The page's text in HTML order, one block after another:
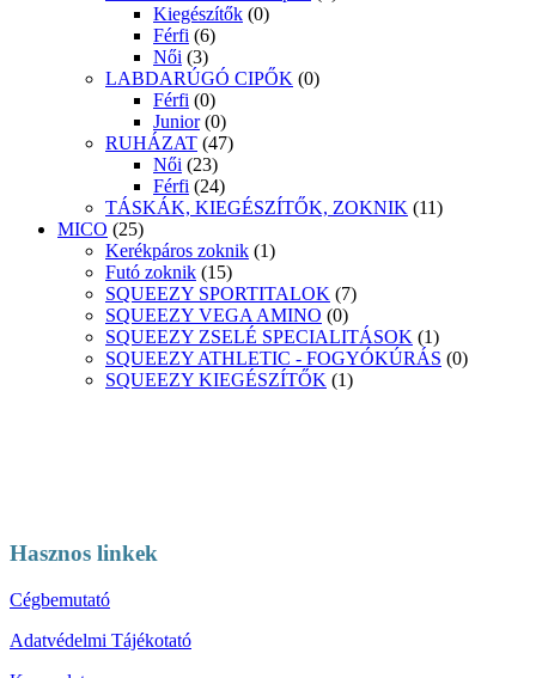
Kiegészítők (0)
Férfi (6)
Női (3)
LABDARÚGÓ CIPŐK (0)
Férfi (0)
Junior (0)
RUHÁZAT (47)
Női (23)
Férfi (24)
TÁSKÁK, KIEGÉSZÍTŐK, ZOKNIK (11)
MICO (25)
Kerékpáros zoknik (1)
Futó zoknik (15)
SQUEEZY SPORTITALOK (7)
SQUEEZY VEGA AMINO (0)
SQUEEZY ZSELÉ SPECIALITÁSOK (1)
SQUEEZY ATHLETIC - FOGYÓKÚRÁS (0)
SQUEEZY KIEGÉSZÍTŐK (1)
Hasznos linkek
Cégbemutató
Adatvédelmi Tájékotató